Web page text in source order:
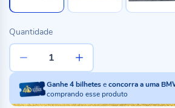
Quantidade
Ganhe4bilheteseconcorra a uma
comprando esse produto